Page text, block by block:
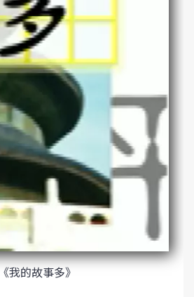
《我的故事多》